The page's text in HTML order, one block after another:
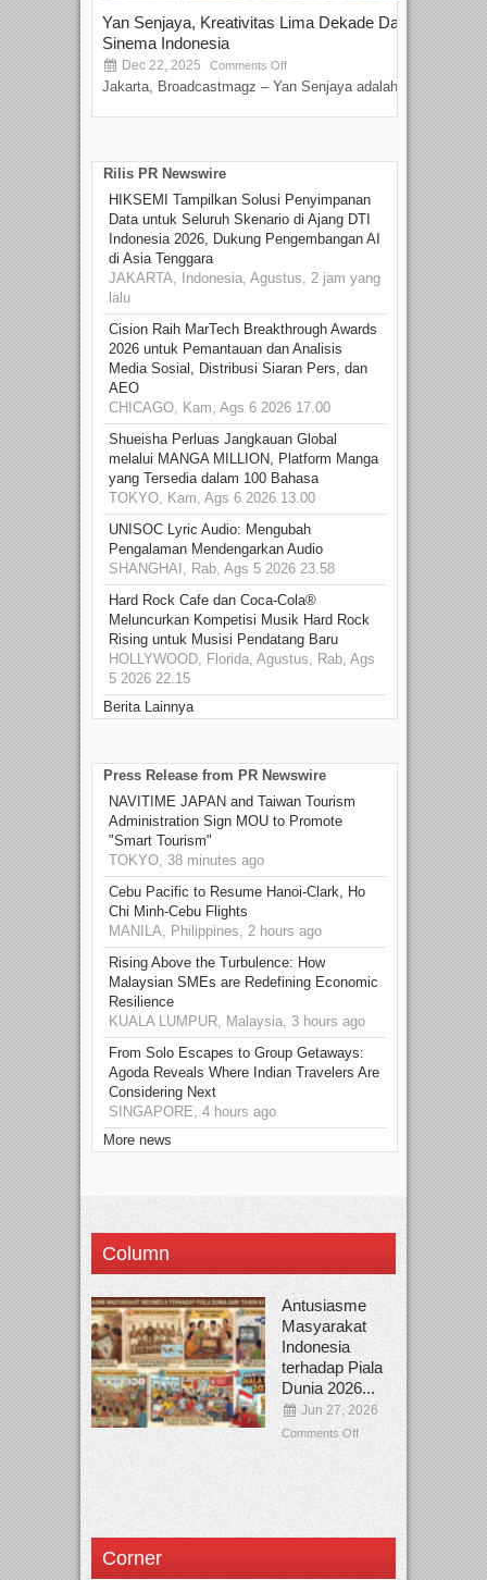
Yan Senjaya, Kreativitas Lima Dekade Dalam
Sinema Indonesia
Dec 22, 2025 Comments Off
Jakarta, Broadcastmagz – Yan Senjaya adalah...
Rilis PR Newswire
HIKSEMI Tampilkan Solusi Penyimpanan
Data untuk Seluruh Skenario di Ajang DTI
Indonesia 2026, Dukung Pengembangan AI
di Asia Tenggara
JAKARTA, Indonesia, Agustus, 2 jam yang
lalu
Cision Raih MarTech Breakthrough Awards
2026 untuk Pemantauan dan Analisis
Media Sosial, Distribusi Siaran Pers, dan
AEO
CHICAGO, Kam, Ags 6 2026 17.00
Shueisha Perluas Jangkauan Global
melalui MANGA MILLION, Platform Manga
yang Tersedia dalam 100 Bahasa
TOKYO, Kam, Ags 6 2026 13.00
UNISOC Lyric Audio: Mengubah
Pengalaman Mendengarkan Audio
SHANGHAI, Rab, Ags 5 2026 23.58
Hard Rock Cafe dan Coca-Cola®
Meluncurkan Kompetisi Musik Hard Rock
Rising untuk Musisi Pendatang Baru
HOLLYWOOD, Florida, Agustus, Rab, Ags
5 2026 22.15
Berita Lainnya
Press Release from PR Newswire
NAVITIME JAPAN and Taiwan Tourism
Administration Sign MOU to Promote
"Smart Tourism"
TOKYO, 38 minutes ago
Cebu Pacific to Resume Hanoi-Clark, Ho
Chi Minh-Cebu Flights
MANILA, Philippines, 2 hours ago
Rising Above the Turbulence: How
Malaysian SMEs are Redefining Economic
Resilience
KUALA LUMPUR, Malaysia, 3 hours ago
From Solo Escapes to Group Getaways:
Agoda Reveals Where Indian Travelers Are
Considering Next
SINGAPORE, 4 hours ago
More news
Column
Antusiasme
Masyarakat
Indonesia
terhadap Piala
Dunia 2026...
Jun 27, 2026
Comments Off
Corner